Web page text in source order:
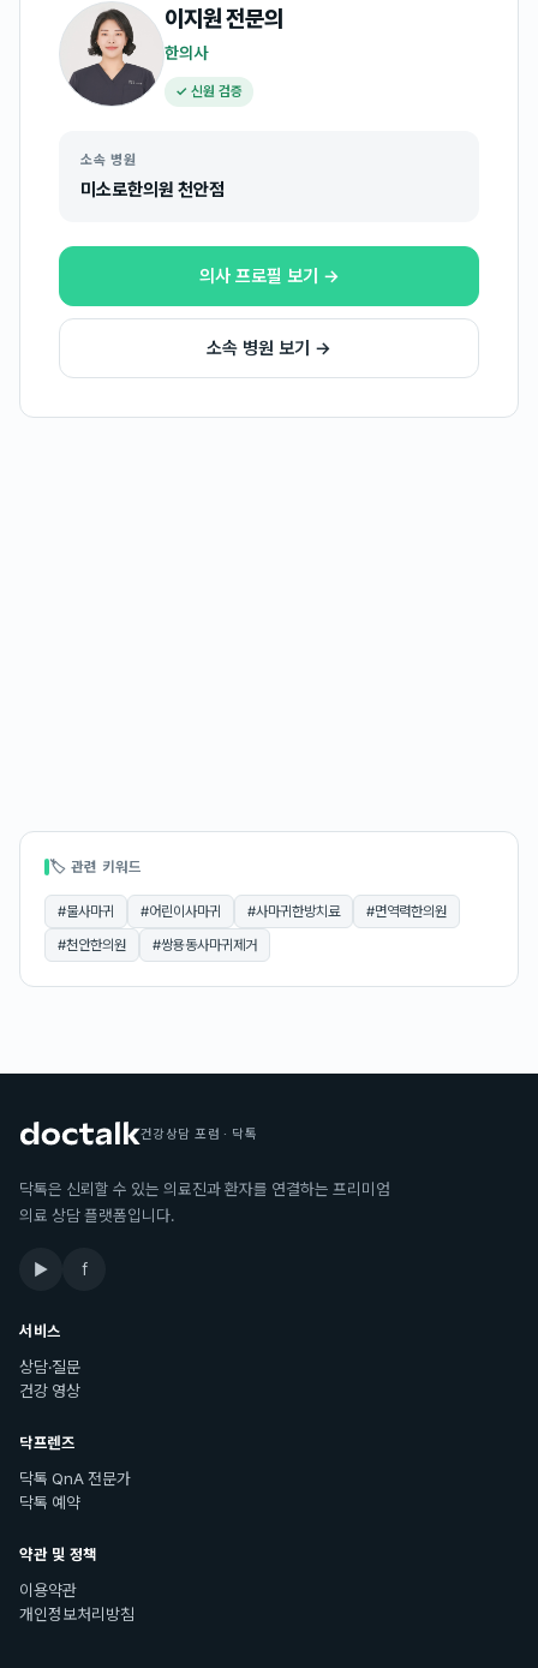
이지원전문의
한의사
✓ 신원 검증
소속 병원
미소로한의원 천안점
의사 프로필 보기 →
소속 병원 보기 →
🏷 관련 키워드
#물사마귀 #어린이사마귀 #사마귀한방치료 #면역력한의원
#천안한의원 #쌍용동사마귀제거
건강상담 포럼 · 닥톡
닥톡은 신뢰할 수 있는 의료진과 환자를 연결하는 프리미엄
의료 상담 플랫폼입니다.
▶ f
서비스
상담·질문
건강 영상
닥프렌즈
닥톡 QnA 전문가
닥톡 예약
약관 및 정책
이용약관
개인정보처리방침